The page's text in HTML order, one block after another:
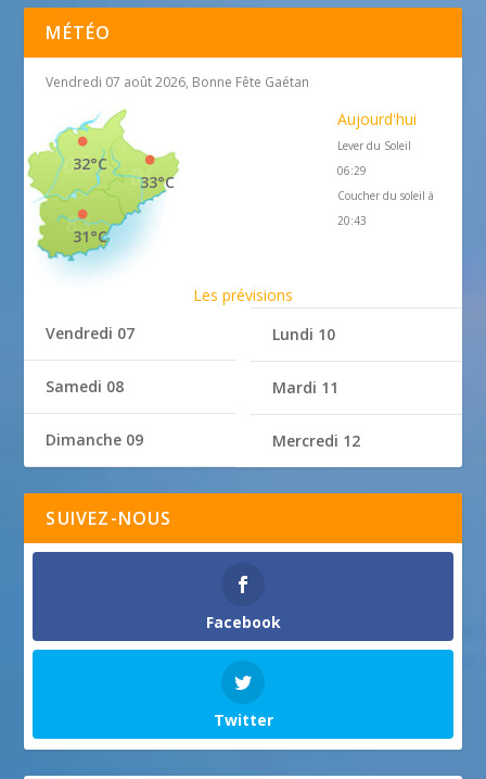
MÉTÉO
Vendredi 07 août 2026, Bonne Fête Gaétan
33°C
32°C
31°C
Aujourd'hui
Lever du Soleil
06:29
Coucher du soleil à
20:43
Les prévisions
Vendredi 07
Samedi 08
Dimanche 09
Lundi 10
Mardi 11
Mercredi 12
SUIVEZ-NOUS
Facebook
Twitter